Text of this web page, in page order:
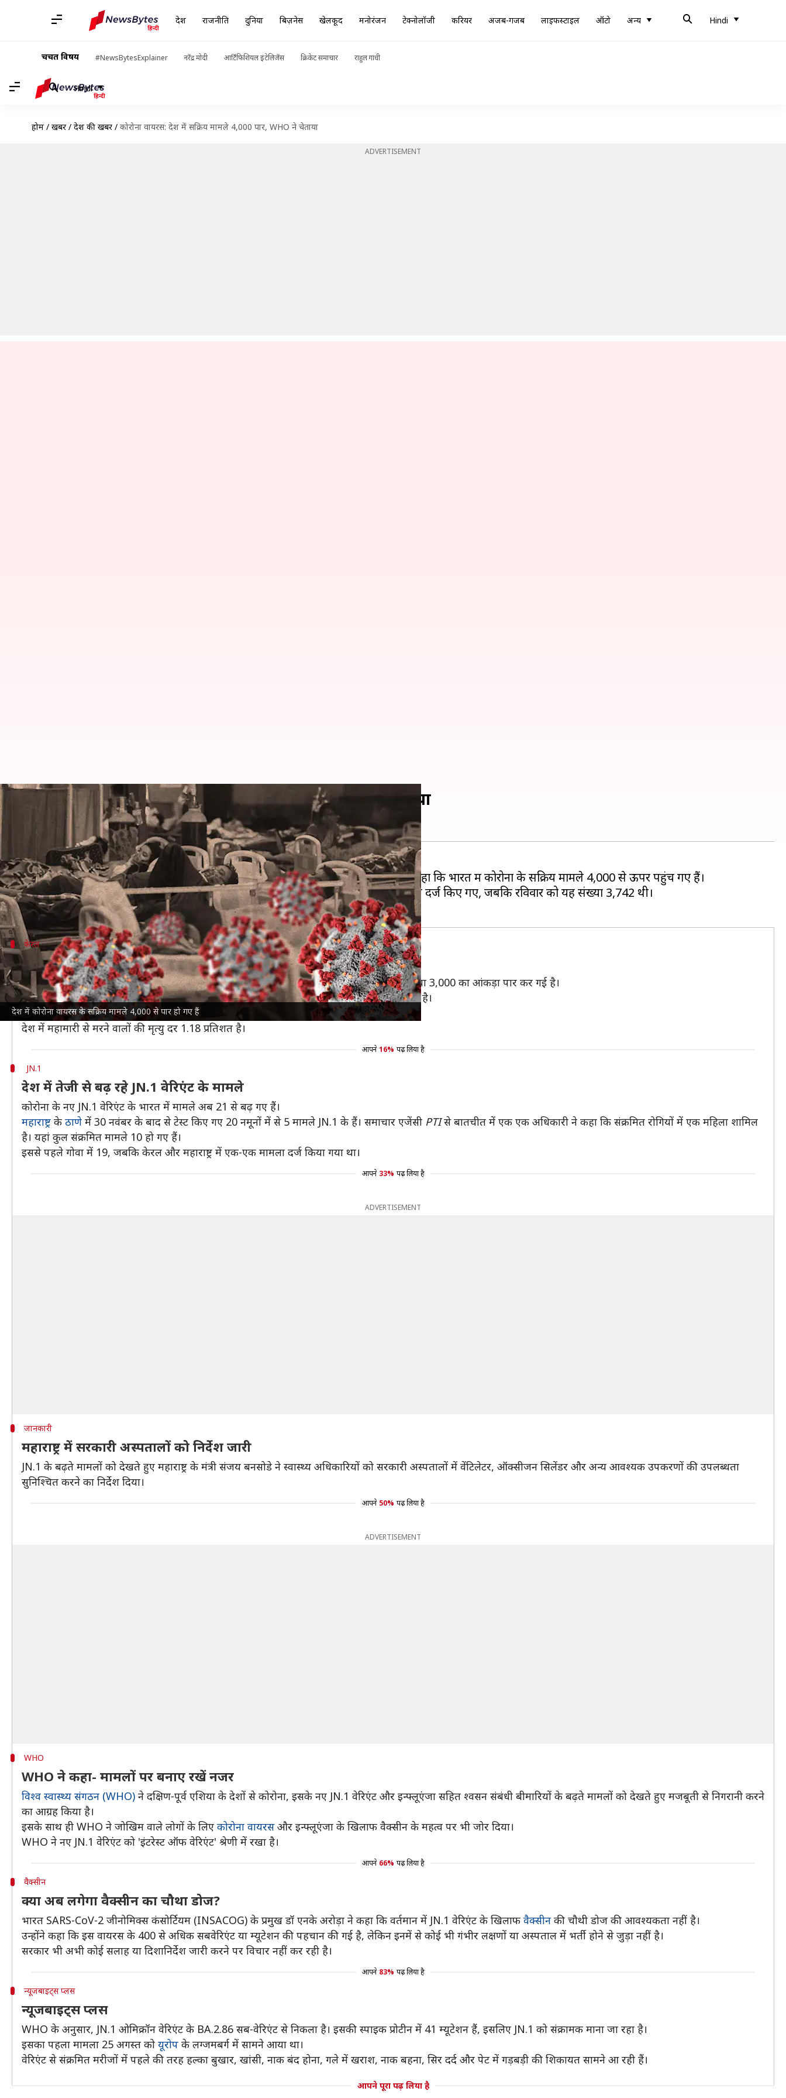
देश राजनीति दुनिया बिज़नेस खेलकूद मनोरंजन टेक्नोलॉजी करियर अजब-गजब लाइफस्टाइल ऑटो अन्य Hindi
चर्चित विषय #NewsBytesExplainer नरेंद्र मोदी आर्टिफिशियल इंटेलिजेंस क्रिकेट समाचार राहुल गांधी
Hindi
होम / खबरें / देश की खबरें / कोरोना वायरस: देश में सक्रिय मामले 4,000 पार, WHO ने चेताया
ADVERTISEMENT
देश में कोरोना वायरस के सक्रिय मामले 4,000 से पार हो गए हैं
कोरोना वायरस: देश में सक्रिय मामले 4,000 पार, WHO ने चेताया
Dec 25, 2023 11:57 am
क्या है खबर?
देश में एक बार फिरकोरोना वायरस के मामले डराने लगे हैं।केंद्रीय स्वास्थ्य मंत्रालयने सोमवार को कहा कि भारत में कोरोना के सक्रिय मामले 4,000 से ऊपर पहुंच गए हैं।
सुबह 8 बजे अपडेट किए गए आंकड़ों के अनुसार, पिछले 24 घंटों में 4,054 सक्रिय कोरोना के मामले दर्ज किए गए, जबकि रविवार को यह संख्या 3,742 थी।
केरल
केरल में अकेले सक्रिय मामले 3,000 के पार
केरलमें एक ही दिन में सबसे अधिक सक्रिय मामले (128) दर्ज किए गए। यहां कुल सक्रिय मामलों की संख्या 3,000 का आंकड़ा पार कर गई है।
दक्षिणी राज्य में कोरोना से 1 मौत और हुई, जिससे देशभर में मरने वालों की कुल संख्या 5,33,334 हो गई है।
महाराष्ट्र में 35, कर्नाटक में 96,तमिलनाडुमें 6 और गुजरात में 10 नए मामले दर्ज किये गए हैं।
देश में महामारी से मरने वालों की मृत्यु दर 1.18 प्रतिशत है।
आपने 16% पढ़ लिया है
JN.1
देश में तेजी से बढ़ रहे JN.1 वेरिएंट के मामले
कोरोना के नए JN.1 वेरिएंट के भारत में मामले अब 21 से बढ़ गए हैं।
महाराष्ट्र के ठाणे में 30 नवंबर के बाद से टेस्ट किए गए 20 नमूनों में से 5 मामले JN.1 के हैं। समाचार एजेंसी PTIसे बातचीत में एक एक अधिकारी ने कहा कि संक्रमित रोगियों में एक महिला शामिल
है। यहां कुल संक्रमित मामले 10 हो गए हैं।
इससे पहले गोवा में 19, जबकि केरल और महाराष्ट्र में एक-एक मामला दर्ज किया गया था।
आपने 33% पढ़ लिया है
ADVERTISEMENT
जानकारी
महाराष्ट्र में सरकारी अस्पतालों को निर्देश जारी
JN.1 के बढ़ते मामलों को देखते हुए महाराष्ट्र के मंत्री संजय बनसोडे ने स्वास्थ्य अधिकारियों को सरकारी अस्पतालों में वेंटिलेटर, ऑक्सीजन सिलेंडर और अन्य आवश्यक उपकरणों की उपलब्धता
सुनिश्चित करने का निर्देश दिया।
आपने 50% पढ़ लिया है
ADVERTISEMENT
WHO
WHO ने कहा- मामलों पर बनाए रखें नजर
विश्व स्वास्थ्य संगठन (WHO) ने दक्षिण-पूर्व एशिया के देशों से कोरोना, इसके नए JN.1 वेरिएंट और इन्फ्लूएंजा सहित श्वसन संबंधी बीमारियों के बढ़ते मामलों को देखते हुए मजबूती से निगरानी करने
का आग्रह किया है।
इसके साथ ही WHO ने जोखिम वाले लोगों के लिए कोरोना वायरसऔर इन्फ्लूएंजा के खिलाफ वैक्सीन के महत्व पर भी जोर दिया।
WHO ने नए JN.1 वेरिएंट को 'इंटरेस्ट ऑफ वेरिएंट' श्रेणी में रखा है।
आपने 66% पढ़ लिया है
वैक्सीन
क्या अब लगेगा वैक्सीन का चौथा डोज?
भारत SARS-CoV-2 जीनोमिक्स कंसोर्टियम (INSACOG) के प्रमुख डॉ एनके अरोड़ा ने कहा कि वर्तमान में JN.1 वेरिएंट के खिलाफ वैक्सीन की चौथी डोज की आवश्यकता नहीं है।
उन्होंने कहा कि इस वायरस के 400 से अधिक सबवेरिएंट या म्यूटेशन की पहचान की गई है, लेकिन इनमें से कोई भी गंभीर लक्षणों या अस्पताल में भर्ती होने से जुड़ा नहीं है।
सरकार भी अभी कोई सलाह या दिशानिर्देश जारी करने पर विचार नहीं कर रही है।
आपने 83% पढ़ लिया है
न्यूजबाइट्स प्लस
न्यूजबाइट्स प्लस
WHO के अनुसार, JN.1 ओमिक्रॉन वेरिएंट के BA.2.86 सब-वेरिएंट से निकला है। इसकी स्पाइक प्रोटीन में 41 म्यूटेशन हैं, इसलिए JN.1 को संक्रामक माना जा रहा है।
इसका पहला मामला 25 अगस्त को यूरोप के लग्जमबर्ग में सामने आया था।
वेरिएंट से संक्रमित मरीजों में पहले की तरह हल्का बुखार, खांसी, नाक बंद होना, गले में खराश, नाक बहना, सिर दर्द और पेट में गड़बड़ी की शिकायत सामने आ रही हैं।
आपने पूरा पढ़ लिया है